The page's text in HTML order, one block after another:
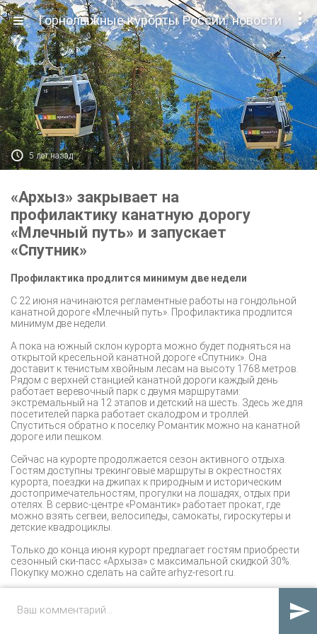

Горнолыжные курорты России: новости
 5 лет назад
«Архыз» закрывает на
профилактику канатную дорогу
«Млечный путь» и запускает
«Спутник»
Профилактика продлится минимум две недели
С 22 июня начинаются регламентные работы на гондольной
канатной дороге «Млечный путь». Профилактика продлится
минимум две недели.
А пока на южный склон курорта можно будет подняться на
открытой кресельной канатной дороге «Спутник». Она
доставит к тенистым хвойным лесам на высоту 1768 метров.
Рядом с верхней станцией канатной дороги каждый день
работает веревочный парк с двумя маршрутами:
экстремальный на 12 этапов и детский на шесть. Здесь же для
посетителей парка работает скалодром и троллей.
Спуститься обратно к поселку Романтик можно на канатной
дороге или пешком.
Сейчас на курорте продолжается сезон активного отдыха.
Гостям доступны трекинговые маршруты в окрестностях
курорта, поездки на джипах к природным и историческим
достопримечательностям, прогулки на лошадях, отдых при
отелях. В сервис-центре «Романтик» работает прокат, где
можно взять сегвеи, велосипеды, самокаты, гироскутеры и
детские квадроциклы.
Только до конца июня курорт предлагает гостям приобрести
сезонный ски-пасс «Архыза» с максимальной скидкой 30%.
Покупку можно сделать на сайте arhyz-resort.ru.
